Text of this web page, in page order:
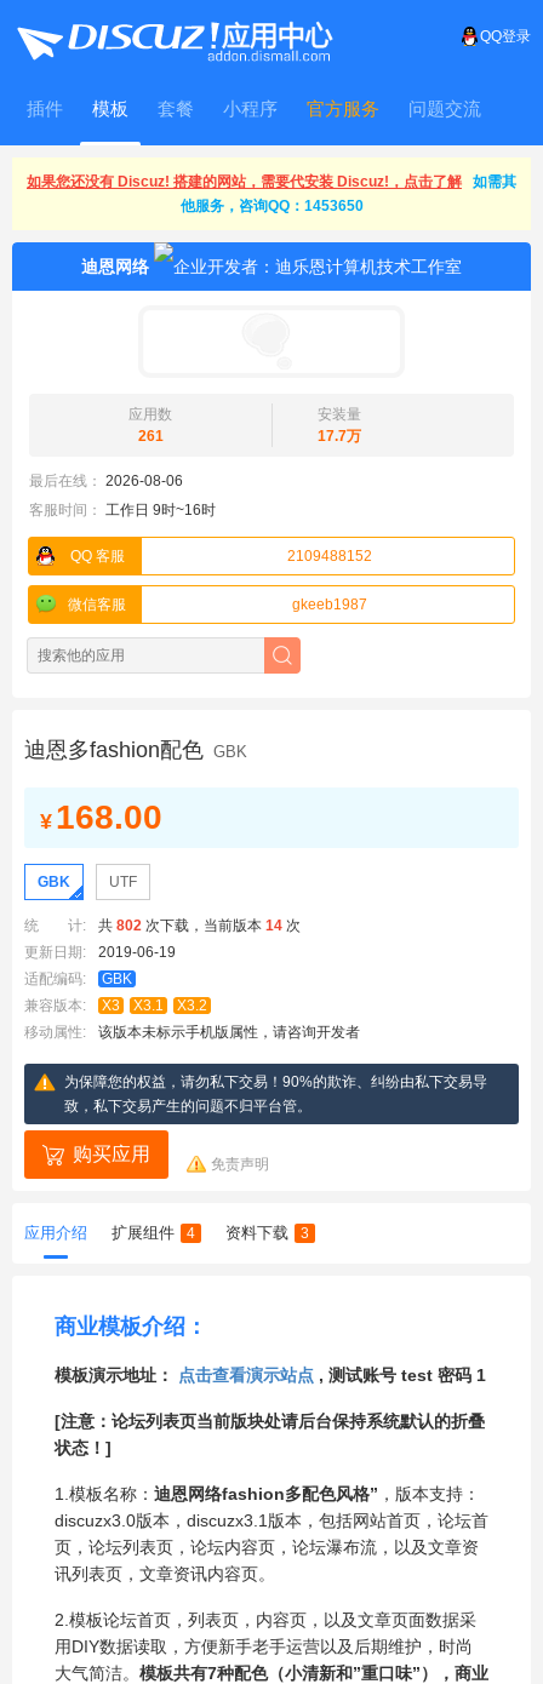
QQ登录
插件 模板 套餐 小程序 官方服务 问题交流
WitFrame
如果您还没有 Discuz! 搭建的网站，需要代安装 Discuz!，点击了解
如需其
他服务，咨询QQ：1453650
迪恩网络
应用数
261
安装量
17.7万
最后在线： 2026-08-06
客服时间： 工作日 9时~16时
QQ 客服 2109488152
微信客服 gkeeb1987
迪恩多fashion配色 GBK
¥ 168.00
GBK UTF
统 计: 共 802 次下载，当前版本 14 次
更新日期:
2019-06-19
适配编码:
GBK
兼容版本:
X3 X3.1
X3.2
移动属性:
该版本未标示手机版属性，请咨询开发者
为保障您的权益，请勿私下交易！90%的欺诈、纠纷由私下交易导
致，私下交易产生的问题不归平台管。
购买应用 免责声明
应用介绍 扩展组件 4 资料下载 3
商业模板介绍：
模板演示地址： 点击查看演示站点 , 测试账号 test 密码 1
[注意：论坛列表页当前版块处请后台保持系统默认的折叠
状态！]
1.模板名称： 迪恩网络fashion多配色风格” ，版本支持：
discuzx3.0版本，discuzx3.1版本，包括网站首页，论坛首
页，论坛列表页，论坛内容页，论坛瀑布流，以及文章资
讯列表页，文章资讯内容页。
2.模板论坛首页，列表页，内容页，以及文章页面数据采
用DIY数据读取，方便新手老手运营以及后期维护，时尚
大气简洁。 模板共有7种配色（小清新和”重口味”），商业